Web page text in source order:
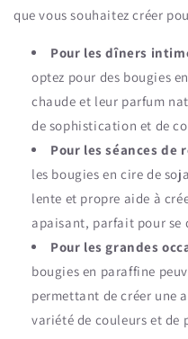
que vous souhaitez créer
Pour les dîners
optez pour des bougies
chaude et leur parfum
de sophistication et de
Pour les séances
les bougies en cire de
lente et propre aide à
apaisant, parfait pour se
Pour les grandes
bougies en paraffine
permettant de créer une
variété de couleurs et de